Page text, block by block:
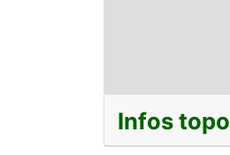
Infos topo